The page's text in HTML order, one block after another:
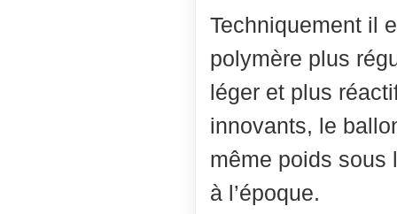
Techniquement il
polymère plus
léger et plus
innovants, le
même poids sous
à l’époque.